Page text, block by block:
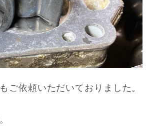
ご依頼いただいておりました。